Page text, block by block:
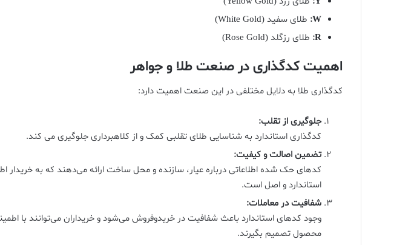
W: طلای سفید (White Gold)
R: طلای رزگلد (Rose Gold)
اهمیت کدگذاری در صنعت طلا و جواهر
کدگذاری طلا به دلایل مختلفی در این صنعت اهمیت دارد:
جلوگیری از تقلب:
کدگذاری استاندارد به شناسایی طلای تقلبی کمک و از کلاهبرداری جلوگیری می کند.
تضمین اصالت و کیفیت:
کدهای حک شده اطلاعاتی درباره عیار، سازنده و محل ساخت ارائه می‌دهند که به
استاندارد و اصل است.
شفافیت در معاملات:
وجود کدهای استاندارد باعث شفافیت در خریدوفروش می‌شود و خریداران می‌توانند با
محصول تصمیم بگیرند.